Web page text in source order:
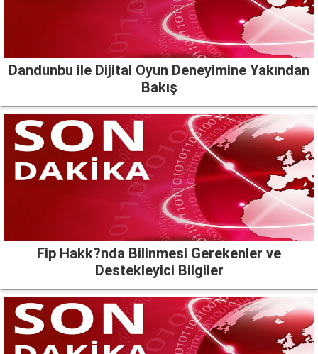
Dandunbu ile Dijital Oyun Deneyimine Yakından
Bakış
Fip Hakk?nda Bilinmesi Gerekenler ve
Destekleyici Bilgiler